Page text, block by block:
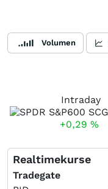
Volumen
Intraday
+0,29 %
Realtimekurse
Tradegate